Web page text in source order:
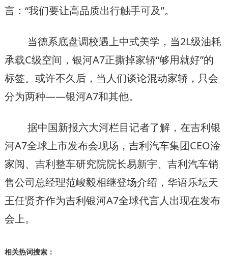
言：“我们要让高品质出行触手可及”。
当德系底盘调校遇上中式美学，当2L级油耗
承载C级空间，银河A7正撕掉家轿“够用就好”的
标签。或许不久后，当人们谈论混动家轿，只会
分为两种——银河A7和其他。
据中国新报六大河栏目记者了解，在吉利银
河A7全球上市发布会现场，吉利汽车集团CEO淦
家阅、吉利整车研究院院长易新宇、吉利汽车销
售公司总经理范峻毅相继登场介绍，华语乐坛天
王任贤齐作为吉利银河A7全球代言人出现在发布
会上。
相关热词搜索：